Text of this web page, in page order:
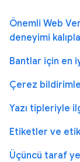
Önemli Web
deneyimi
Bantlar için en
Çerez
Yazı tipleriyle
Etiketler ve
Üçüncü taraf